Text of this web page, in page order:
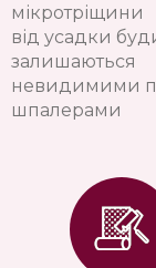
мікротріщини
від усадки
залишаються
невидимими
шпалерами